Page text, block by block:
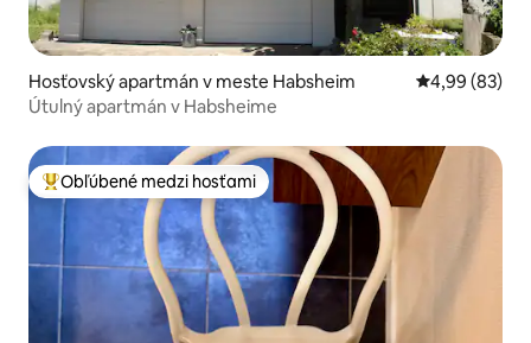
Hosťovský apartmán v meste Habsheim Priemerné
4,99 (83)
Útulný apartmán v Habsheime
Najobľúbenejšie medzi hosťami
Obľúbené medzi hosťami